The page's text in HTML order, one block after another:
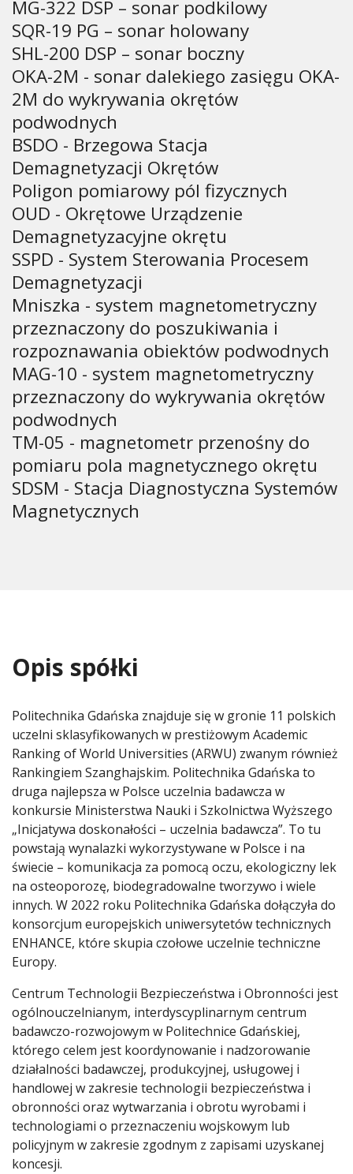
MG-322 DSP – sonar podkilowy
SQR-19 PG – sonar holowany
SHL-200 DSP – sonar boczny
OKA-2M - sonar dalekiego zasięgu OKA-
2M do wykrywania okrętów
podwodnych
BSDO - Brzegowa Stacja
Demagnetyzacji Okrętów
Poligon pomiarowy pól fizycznych
OUD - Okrętowe Urządzenie
Demagnetyzacyjne okrętu
SSPD - System Sterowania Procesem
Demagnetyzacji
Mniszka - system magnetometryczny
przeznaczony do poszukiwania i
rozpoznawania obiektów podwodnych
MAG-10 - system magnetometryczny
przeznaczony do wykrywania okrętów
podwodnych
TM-05 - magnetometr przenośny do
pomiaru pola magnetycznego okrętu
SDSM - Stacja Diagnostyczna Systemów
Magnetycznych
Opis spółki
Politechnika Gdańska znajduje się w gronie 11 polskich
uczelni sklasyfikowanych w prestiżowym Academic
Ranking of World Universities (ARWU) zwanym również
Rankingiem Szanghajskim. Politechnika Gdańska to
druga najlepsza w Polsce uczelnia badawcza w
konkursie Ministerstwa Nauki i Szkolnictwa Wyższego
„Inicjatywa doskonałości – uczelnia badawcza”. To tu
powstają wynalazki wykorzystywane w Polsce i na
świecie – komunikacja za pomocą oczu, ekologiczny lek
na osteoporozę, biodegradowalne tworzywo i wiele
innych. W 2022 roku Politechnika Gdańska dołączyła do
konsorcjum europejskich uniwersytetów technicznych
ENHANCE, które skupia czołowe uczelnie techniczne
Europy.
Centrum Technologii Bezpieczeństwa i Obronności jest
ogólnouczelnianym, interdyscyplinarnym centrum
badawczo-rozwojowym w Politechnice Gdańskiej,
którego celem jest koordynowanie i nadzorowanie
działalności badawczej, produkcyjnej, usługowej i
handlowej w zakresie technologii bezpieczeństwa i
obronności oraz wytwarzania i obrotu wyrobami i
technologiami o przeznaczeniu wojskowym lub
policyjnym w zakresie zgodnym z zapisami uzyskanej
koncesji.